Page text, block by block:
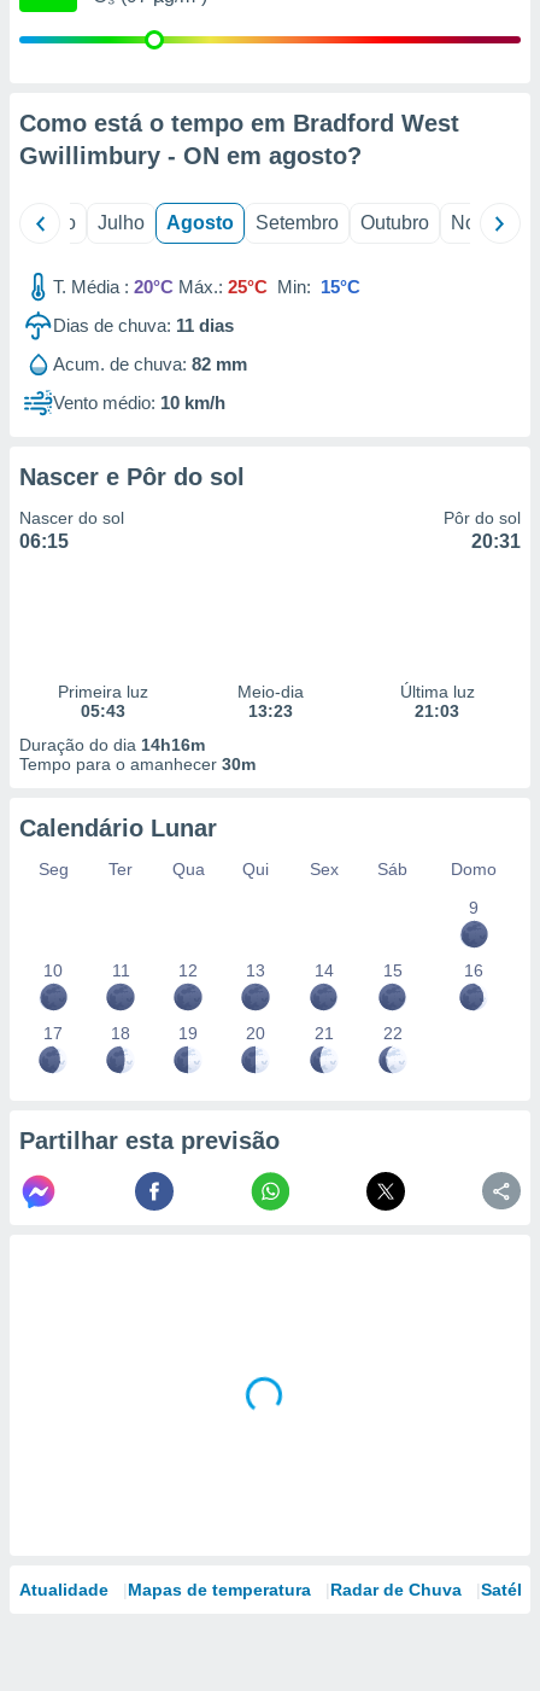
estudos
de
1199
Como está o tempo em Bradford West
Gwillimbury - ON em agosto?
Junho Julho Agosto Setembro Outubro Novembro
T. Média : 20°C Máx.: 25°C Min: 15°C
Dias de chuva: 11 dias
Acum. de chuva: 82 mm
Vento médio: 10 km/h
Nascer e Pôr do sol
Nascer do sol
06:15
Pôr do sol
20:31
Primeira luz
05:43
Meio-dia
13:23
Última luz
21:03
Duração do dia 14h16m
Tempo para o amanhecer 30m
Calendário Lunar
Seg Ter Qua Qui Sex Sáb
Domo
9
10 11 12 13 14 15 16
17 18 19 20 21 22
Partilhar esta previsão
Atualidade Mapas de temperatura Radar de Chuva